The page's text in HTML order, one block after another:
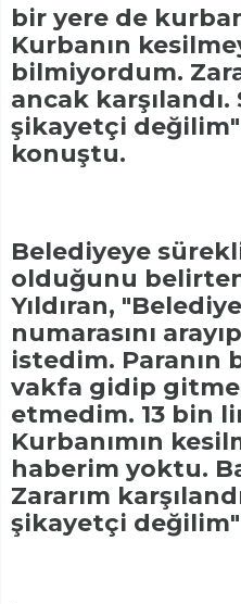
bir yere de
Kurbanın
bilmiyordum.
ancak karşılandı.
şikayetçi
konuştu.
Belediyeye
olduğunu
Yıldıran,
numarasını
istedim. Paranın
vakfa gidip
etmedim. 13 bin
Kurbanımın
haberim yoktu.
Zararım
şikayetçi